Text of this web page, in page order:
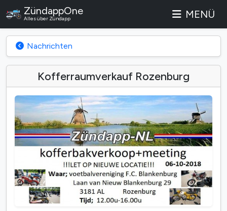
ZündappOne
Alles über Zündapp MENÜ
Nachrichten
Kofferraumverkauf Rozenburg